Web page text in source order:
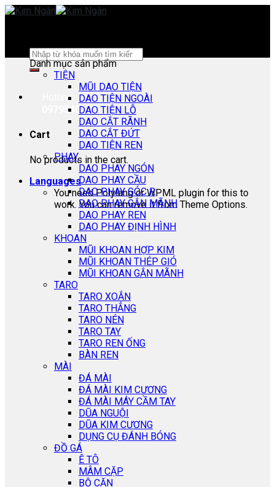
Skip
Search
for:
Hotline:
0979540178
Cart
No products in the cart.
Languages
You need Polylang or WPML plugin for this to
work. You can remove it from Theme Options.
Danh mục sản phẩm
TIỆN
MŨI DAO TIỆN
DAO TIỆN NGOÀI
DAO TIỆN LỖ
DAO CẮT RÃNH
DAO CẮT ĐỨT
DAO TIỆN REN
PHAY
DAO PHAY NGÓN
DAO PHAY CẦU
DAO PHAY GÓC R
DAO PHAY GẮN MÃNH
DAO PHAY REN
DAO PHAY ĐỊNH HÌNH
KHOAN
MŨI KHOAN HỢP KIM
MŨI KHOAN THÉP GIÓ
MŨI KHOAN GẮN MÃNH
TARO
TARO XOẮN
TARO THẲNG
TARO NÉN
TARO TAY
TARO REN ỐNG
BÀN REN
MÀI
ĐÁ MÀI
ĐÁ MÀI KIM CƯƠNG
ĐÁ MÀI MÁY CẦM TAY
DŨA NGUỘI
DŨA KIM CƯƠNG
DỤNG CỤ ĐÁNH BÓNG
ĐỒ GÁ
Ê TÔ
MÂM CẶP
BỘ CĂN